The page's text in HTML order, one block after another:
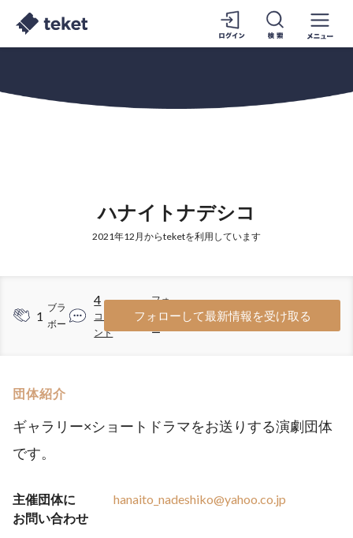
ハナイトナデシコ
2021年12月からteketを利用しています
1
ブラ
ボー
4
コメ
ント
1
フォ
ロワ
ー
フォローして最新情報を受け取る
団体紹介
ギャラリー×ショートドラマをお送りする演劇団体
です。
主催団体に
お問い合わせ
hanaito_nadeshiko@yahoo.co.jp